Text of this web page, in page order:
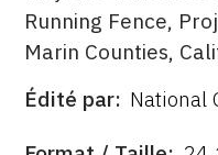
Running Fence,
Marin Counties,
ÉDITÉ
Édité par National
FORMAT